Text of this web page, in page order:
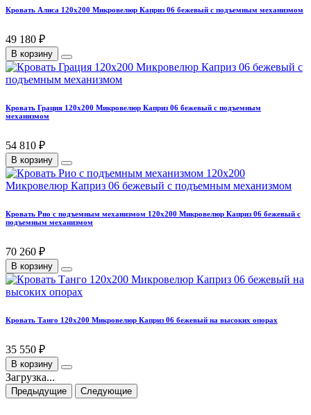
Кровать Алиса 120х200 Микровелюр Каприз 06 бежевый с подъемным механизмом
49 180 ₽
В корзину
Кровать Грация 120х200 Микровелюр Каприз 06 бежевый с подъемным
механизмом
54 810 ₽
В корзину
Кровать Рио с подъемным механизмом 120х200 Микровелюр Каприз 06 бежевый с
подъемным механизмом
70 260 ₽
В корзину
Кровать Танго 120х200 Микровелюр Каприз 06 бежевый на высоких опорах
35 550 ₽
В корзину
Загрузка...
Предыдущие Следующие